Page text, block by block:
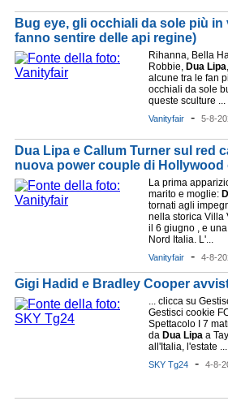
Bug eye, gli occhiali da sole più
fanno sentire delle api regine)
Rihanna, Bella
Robbie, Dua Lipa
alcune tra le fan
occhiali da sole
queste sculture ...
Vanityfair - 5-8-
Dua Lipa e Callum Turner sul red
nuova power couple di Hollywood
La prima
marito e moglie:
tornati agli
nella storica Villa
il 6 giugno , e
Nord Italia. L'...
Vanityfair - 4-8-
Gigi Hadid e Bradley Cooper
... clicca su
Gestisci cookie
Spettacolo I 7
da Dua Lipa a
all'Italia, l'estate ...
SKY Tg24 - 4-8-